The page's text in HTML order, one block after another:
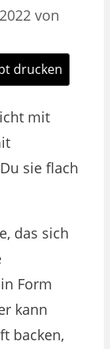
von
drucken
mit
sie flach
das sich
Form
kann
backen,